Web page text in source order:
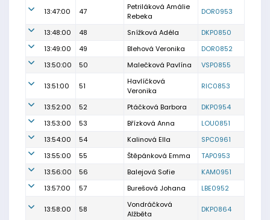
13:47:00 47
Petriláková Amálie
Rebeka
DOR0953
13:48:00 48 Snížková Adéla
DKP0850
13:49:00
49 Blehová Veronika
DOR0852
13:50:00
50 Malečková Pavlína VSP0855
13:51:00 51
Havlíčková
Veronika
RIC0853
13:52:00 52 Ptáčková Barbora
DKP0954
13:53:00
53 Břízková Anna
LOU0851
13:54:00
54 Kalinová Ella
SPC0961
13:55:00
55 Štěpánková Emma
TAP0953
13:56:00
56 Balejová Sofie
KAM0951
13:57:00
57 Burešová Johana LBE0952
13:58:00 58
Vondráčková
Alžběta
DKP0864